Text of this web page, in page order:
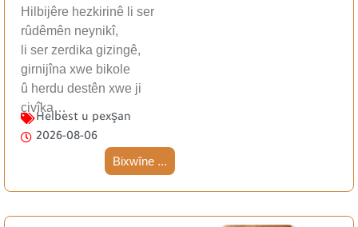
Hilbijêre hezkirinê li ser
rûdêmên neynikî,
li ser zerdika gizingê,
girnijîna xwe bikole
û herdu destên xwe ji
çivîka…
Helbest u pexşan
2026-08-06
Bixwîne ...